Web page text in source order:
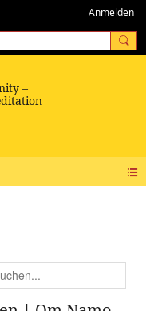
Anmelden